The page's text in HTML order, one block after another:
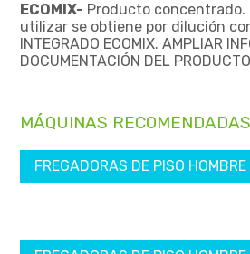
ECOMIX- Producto concentrado.
utilizar se obtiene por dilución
INTEGRADO ECOMIX. AMPLIAR
DOCUMENTACIÓN DEL
MÁQUINAS
FREGADORAS DE PISO